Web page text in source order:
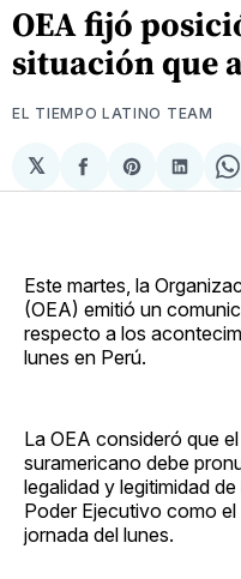
OEA fijó
situación que
EL TIEMPO LATINO TEAM
𝕏
Compartir
en
Share
on
en
Este martes, la
(OEA) emitió un
respecto a los
lunes en Perú.
La OEA consideró que
suramericano debe
legalidad y legitimidad
Poder Ejecutivo como
jornada del lunes.